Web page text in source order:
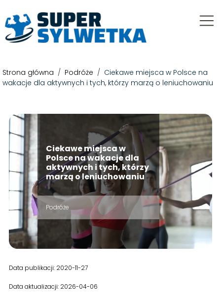
Strona główna / Podróże / Ciekawe miejsca w Polsce na
wakacje dla aktywnych i tych, którzy marzą o leniuchowaniu
Ciekawe miejsca w
Polsce na wakacje dla
aktywnych i tych, którzy
marzą o leniuchowaniu
Podróże
Data publikacji: 2020-11-27
Data aktualizacji: 2026-04-06